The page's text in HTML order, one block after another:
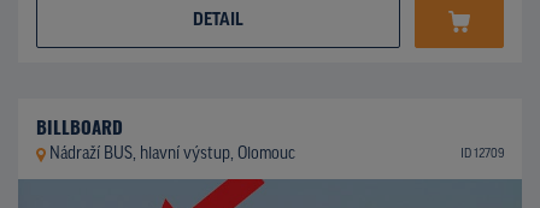
DETAIL
BILLBOARD
Nádraží BUS, hlavní výstup, Olomouc ID 12709